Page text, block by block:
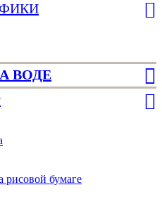
ВОДЕ
рисовой бумаге